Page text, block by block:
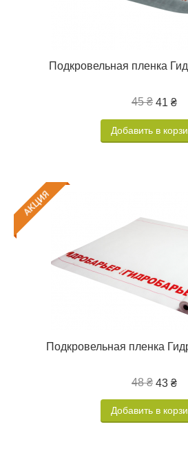
Подкровельная пленка
45 ₴ 41 ₴
Добавить в
Подкровельная пленка
48 ₴ 43 ₴
Добавить в